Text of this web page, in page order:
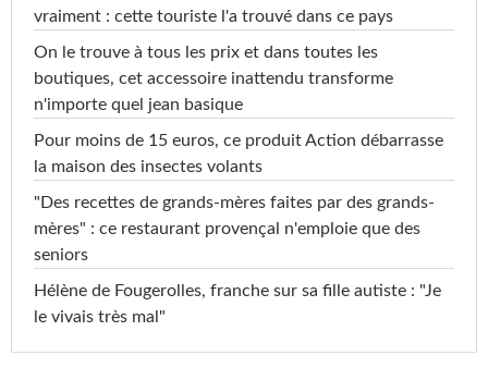
vraiment : cette touriste l'a trouvé dans ce pays
On le trouve à tous les prix et dans toutes les
boutiques, cet accessoire inattendu transforme
n'importe quel jean basique
Pour moins de 15 euros, ce produit Action débarrasse
la maison des insectes volants
"Des recettes de grands-mères faites par des grands-
mères" : ce restaurant provençal n'emploie que des
seniors
Hélène de Fougerolles, franche sur sa fille autiste : "Je
le vivais très mal"